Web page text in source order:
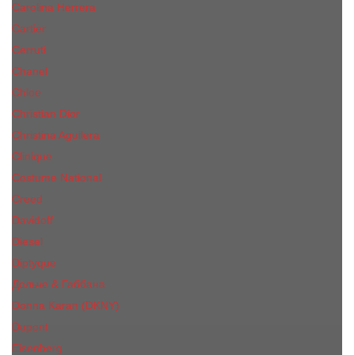
Carolina Herrera
Cartier
Cerruti
Сhanеl
Chloe
Christian Dior
Christina Aguilera
Сliniquе
Costume National
Creed
Davidoff
Diesel
Diptyque
Дольче & Габбана
Donna Karan (DKNY)
Dupont
Eisenberg